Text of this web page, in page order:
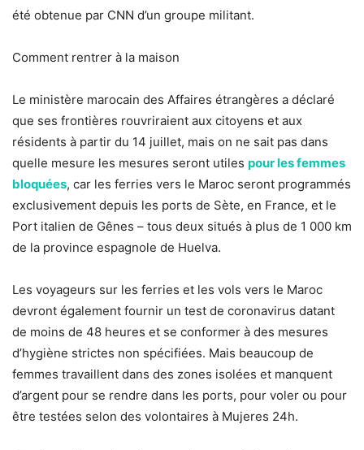
été obtenue par CNN d’un groupe militant.
Comment rentrer à la maison
Le ministère marocain des Affaires étrangères a déclaré
que ses frontières rouvriraient aux citoyens et aux
résidents à partir du 14 juillet, mais on ne sait pas dans
quelle mesure les mesures seront utiles pour les femmes
bloquées, car les ferries vers le Maroc seront programmés
exclusivement depuis les ports de Sète, en France, et le
Port italien de Gênes – tous deux situés à plus de 1 000 km
de la province espagnole de Huelva.
Les voyageurs sur les ferries et les vols vers le Maroc
devront également fournir un test de coronavirus datant
de moins de 48 heures et se conformer à des mesures
d’hygiène strictes non spécifiées. Mais beaucoup de
femmes travaillent dans des zones isolées et manquent
d’argent pour se rendre dans les ports, pour voler ou pour
être testées selon des volontaires à Mujeres 24h.